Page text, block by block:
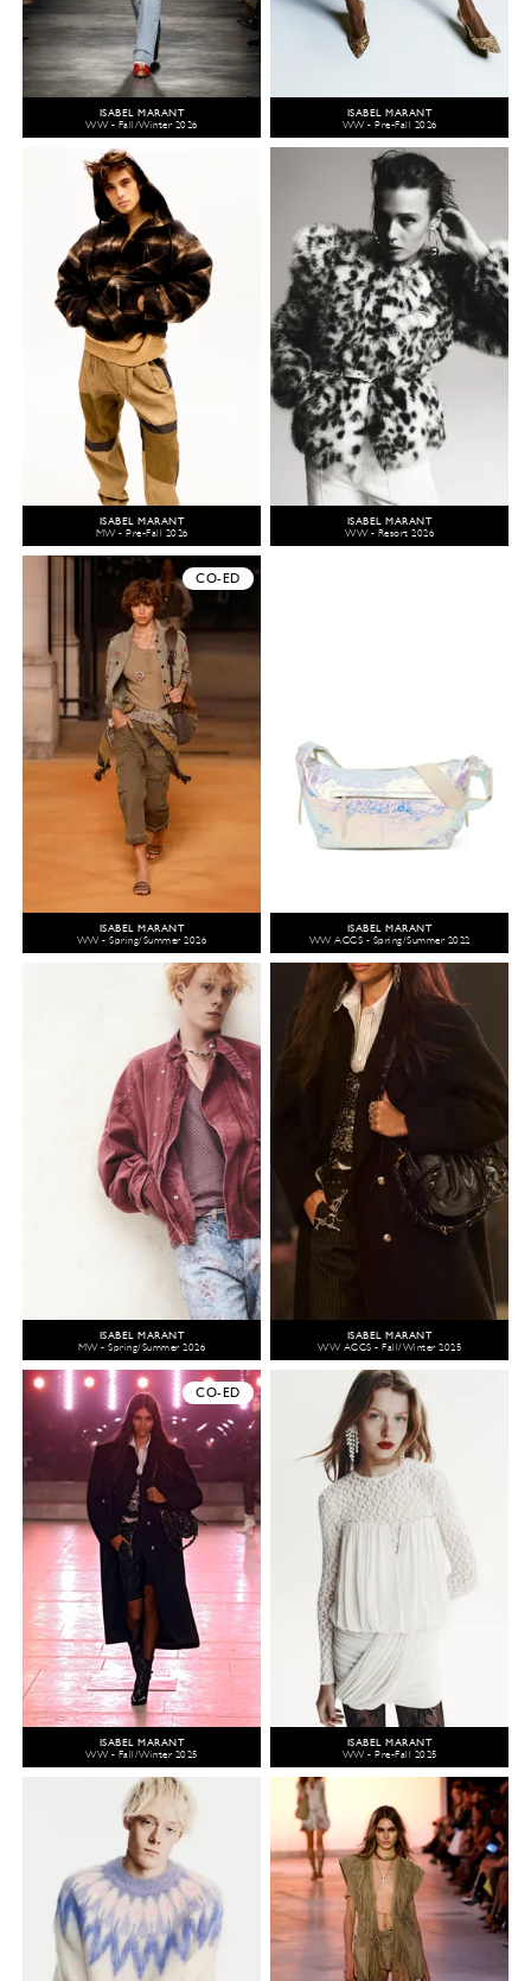
ISABEL MARANT
WW - Fall/Winter 2026
ISABEL MARANT
WW - Pre-Fall 2026
ISABEL MARANT
MW - Pre-Fall 2026
ISABEL MARANT
WW - Resort 2026
CO-ED
ISABEL MARANT
WW - Spring/Summer 2026
ISABEL MARANT
WW ACCS - Spring/Summer 2022
ISABEL MARANT
MW - Spring/Summer 2026
ISABEL MARANT
WW ACCS - Fall/Winter 2025
CO-ED
ISABEL MARANT
WW - Fall/Winter 2025
ISABEL MARANT
WW - Pre-Fall 2025